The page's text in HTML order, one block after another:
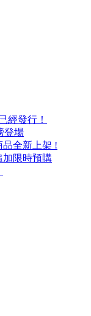
經發行！
登場
全新上架 !
加限時預購